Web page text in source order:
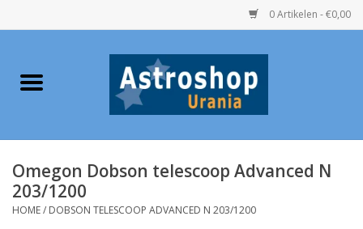
0 Artikelen - €0,00
Home
Telescopen
Accessoires
Omegon Dobson telescoop Advanced N
203/1200
HOME/ DOBSON TELESCOOP ADVANCED N 203/1200